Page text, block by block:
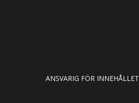
ANSVARIG FÖR